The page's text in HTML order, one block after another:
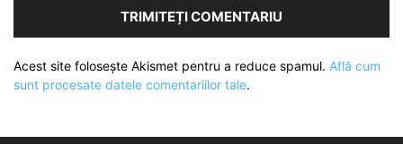
Acest site folosește Akismet pentru a reduce spamul. Află cum
sunt procesate datele comentariilor tale.